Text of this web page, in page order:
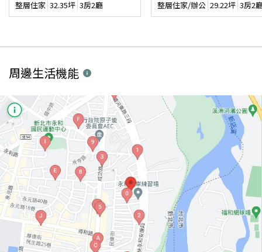
整層住家 32.35坪 3房2廳
整層住家/辦公 29.22坪 3房2
周邊生活機能